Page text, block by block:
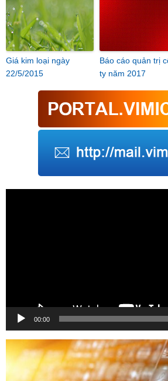
Giá kim loại ngày
22/5/2015
Báo cáo quản trị
ty năm 2017
00:00